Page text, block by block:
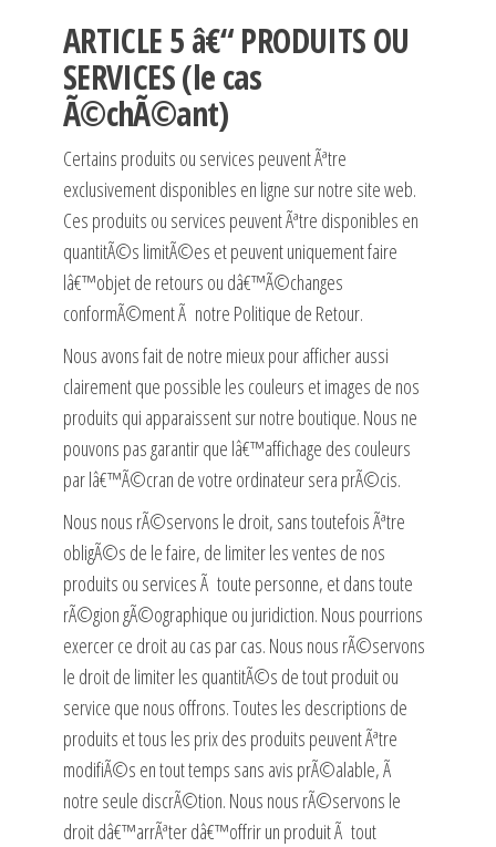
ARTICLE 5 â€“ PRODUITS OU
SERVICES (le cas
Ã©chÃ©ant)
Certains produits ou services peuvent Ãªtre
exclusivement disponibles en ligne sur notre site web.
Ces produits ou services peuvent Ãªtre disponibles en
quantitÃ©s limitÃ©es et peuvent uniquement faire
lâ€™objet de retours ou dâ€™Ã©changes
conformÃ©ment Ã notre Politique de Retour.
Nous avons fait de notre mieux pour afficher aussi
clairement que possible les couleurs et images de nos
produits qui apparaissent sur notre boutique. Nous ne
pouvons pas garantir que lâ€™affichage des couleurs
par lâ€™Ã©cran de votre ordinateur sera prÃ©cis.
Nous nous rÃ©servons le droit, sans toutefois Ãªtre
obligÃ©s de le faire, de limiter les ventes de nos
produits ou services Ã toute personne, et dans toute
rÃ©gion gÃ©ographique ou juridiction. Nous pourrions
exercer ce droit au cas par cas. Nous nous rÃ©servons
le droit de limiter les quantitÃ©s de tout produit ou
service que nous offrons. Toutes les descriptions de
produits et tous les prix des produits peuvent Ãªtre
modifiÃ©s en tout temps sans avis prÃ©alable, Ã
notre seule discrÃ©tion. Nous nous rÃ©servons le
droit dâ€™arrÃªter dâ€™offrir un produit Ã tout